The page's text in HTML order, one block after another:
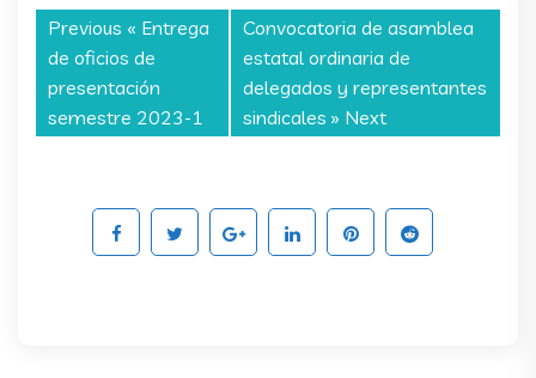
Previous « Entrega
de oficios de
presentación
semestre 2023-1
Convocatoria de asamblea
estatal ordinaria de
delegados y representantes
sindicales » Next